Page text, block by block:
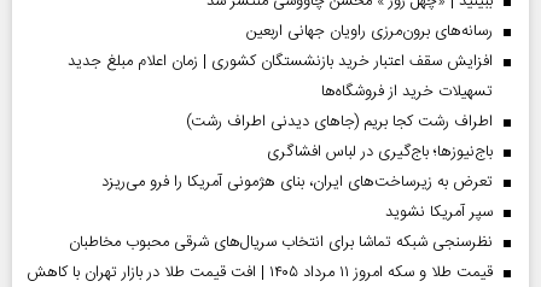
رسانه‌های برون‌مرزی راویان جهانی اربعین
افزایش سقف اعتبار خرید بازنشستگان کشوری | زمان اعلام مبلغ جدید
تسهیلات خرید از فروشگاه‌ها
اطراف رشت کجا بریم (جاهای دیدنی اطراف رشت)
باج‌نیوزها؛ باج‌گیری در لباس افشاگری
تعرض به زیرساخت‌های ایران، بنای هژمونی آمریکا را فرو می‌ریزد
سپر آمریکا نشوید
نظرسنجی شبکه تماشا برای انتخاب سریال‌های شرقی محبوب مخاطبان
قیمت طلا و سکه امروز ۱۱ مرداد ۱۴۰۵ | افت قیمت طلا در بازار تهران با کاهش